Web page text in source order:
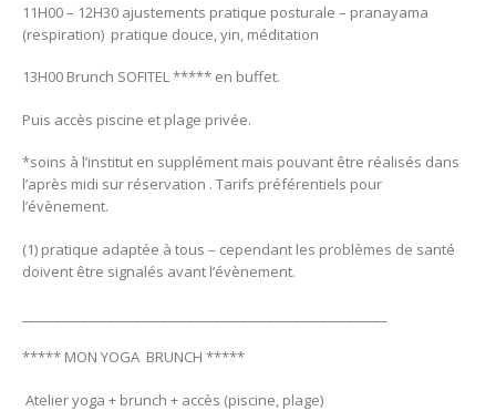
11H00 – 12H30 ajustements pratique posturale – pranayama
(respiration) pratique douce, yin, méditation
13H00 Brunch SOFITEL ***** en buffet.
Puis accès piscine et plage privée.
*soins à l’institut en supplément mais pouvant être réalisés dans
l’après midi sur réservation . Tarifs préférentiels pour
l’évènement.
(1) pratique adaptée à tous – cependant les problèmes de santé
doivent être signalés avant l’évènement.
***** MON YOGA BRUNCH *****
Atelier yoga + brunch + accès (piscine, plage)